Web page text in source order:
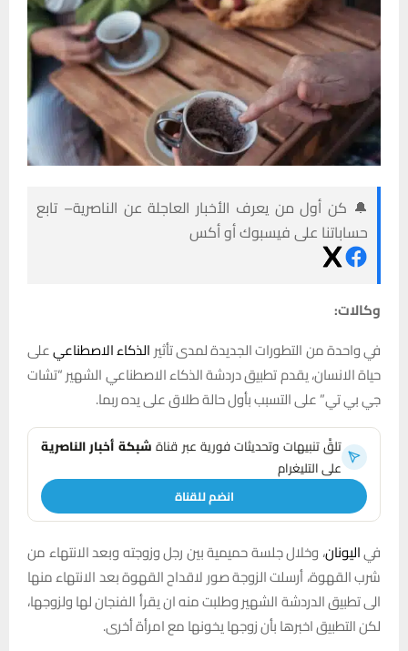
🔔 كن أول من يعرف الأخبار العاجلة عن الناصرية– تابع
حساباتنا على فيسبوك أو أكس
وكالات:
في واحدة من التطورات الجديدة لمدى تأثير الذكاء الاصطناعيعلى
حياة الانسان، يقدم تطبيق دردشة الذكاء الاصطناعي الشهير “تشات
جي بي تي” على التسبب بأول حالة طلاق على يده ربما.
تلقَّ تنبيهات وتحديثات فورية عبر قناةشبكة أخبار الناصرية
على التليغرام
انضم للقناة
فياليونان، وخلال جلسة حميمية بين رجل وزوجته وبعد الانتهاء من
شرب القهوة، أرسلت الزوجة صور لاقداح القهوة بعد الانتهاء منها
الى تطبيق الدردشة الشهير وطلبت منه ان يقرأ الفنجان لها ولزوجها،
لكن التطبيق اخبرها بأن زوجها يخونها مع امرأة أخرى.